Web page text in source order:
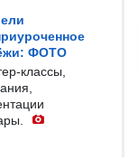
ФОТО
классы,